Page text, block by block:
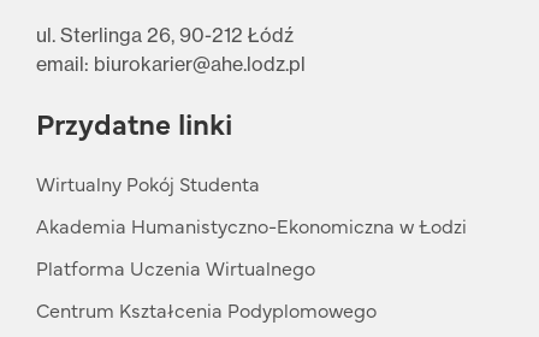
ul. Sterlinga 26, 90-212 Łódź
email: biurokarier@ahe.lodz.pl
Przydatne linki
Wirtualny Pokój Studenta
Akademia Humanistyczno-Ekonomiczna w Łodzi
Platforma Uczenia Wirtualnego
Centrum Kształcenia Podyplomowego